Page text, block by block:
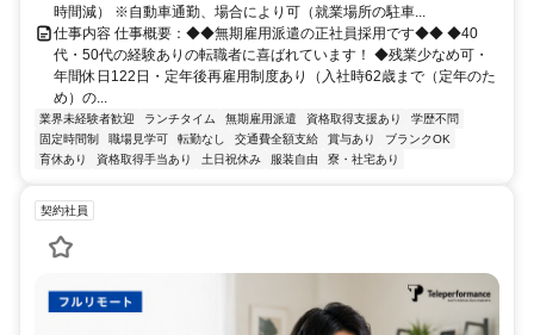
時間減） ※自動車通勤、場合により可（就業場所の駐車...
仕事内容 仕事概要：◆◆無期雇用派遣の正社員採用です◆◆ ◆40
代・50代の経験ありの転職者に喜ばれています！ ◆残業少なめ可・
年間休日122日・定年後再雇用制度あり（入社時62歳まで（定年のた
め）の...
業界未経験者歓迎 ランチタイム 無期雇用派遣 資格取得支援あり
学歴不問
固定時間制
職場見学可 転勤なし 交通費全額支給 賞与あり
ブランクOK
育休あり
資格取得手当あり 土日祝休み 服装自由 寮・社宅あり
契約社員